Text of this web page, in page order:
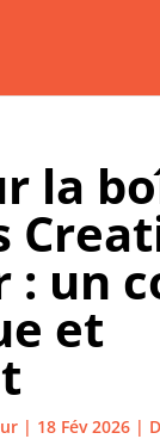
la
: un
et
| 18 Fév 2026|